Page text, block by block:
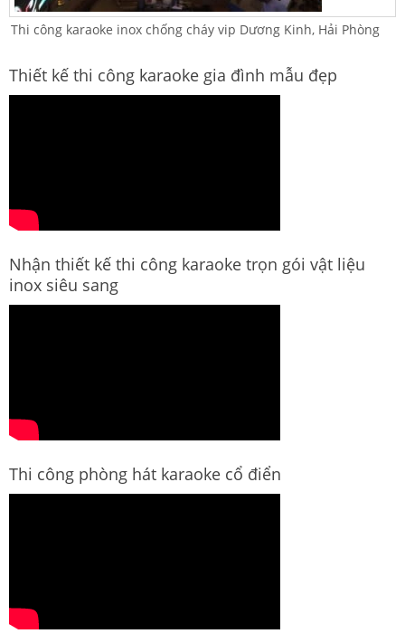
Thi công karaoke inox chống cháy vip Dương Kinh, Hải Phòng
Thiết kế thi công karaoke gia đình mẫu đẹp
Nhận thiết kế thi công karaoke trọn gói vật liệu
inox siêu sang
Thi công phòng hát karaoke cổ điển